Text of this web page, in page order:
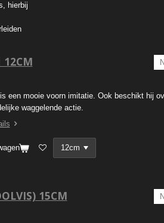
hierbij
12CM
een mooie voorn imitatie. Ook beschikt hij
waggelende actie.
15CM